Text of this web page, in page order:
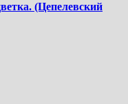
(Цепелевский